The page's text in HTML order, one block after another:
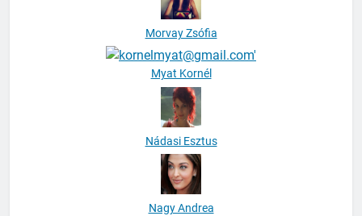
Morvay Zsófia
Myat Kornél
Nádasi Esztus
Nagy Andrea